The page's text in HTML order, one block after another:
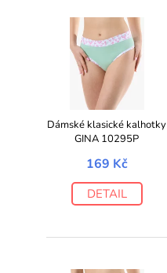
Dámské klasické kalhotky
GINA 10295P
169 Kč
DETAIL